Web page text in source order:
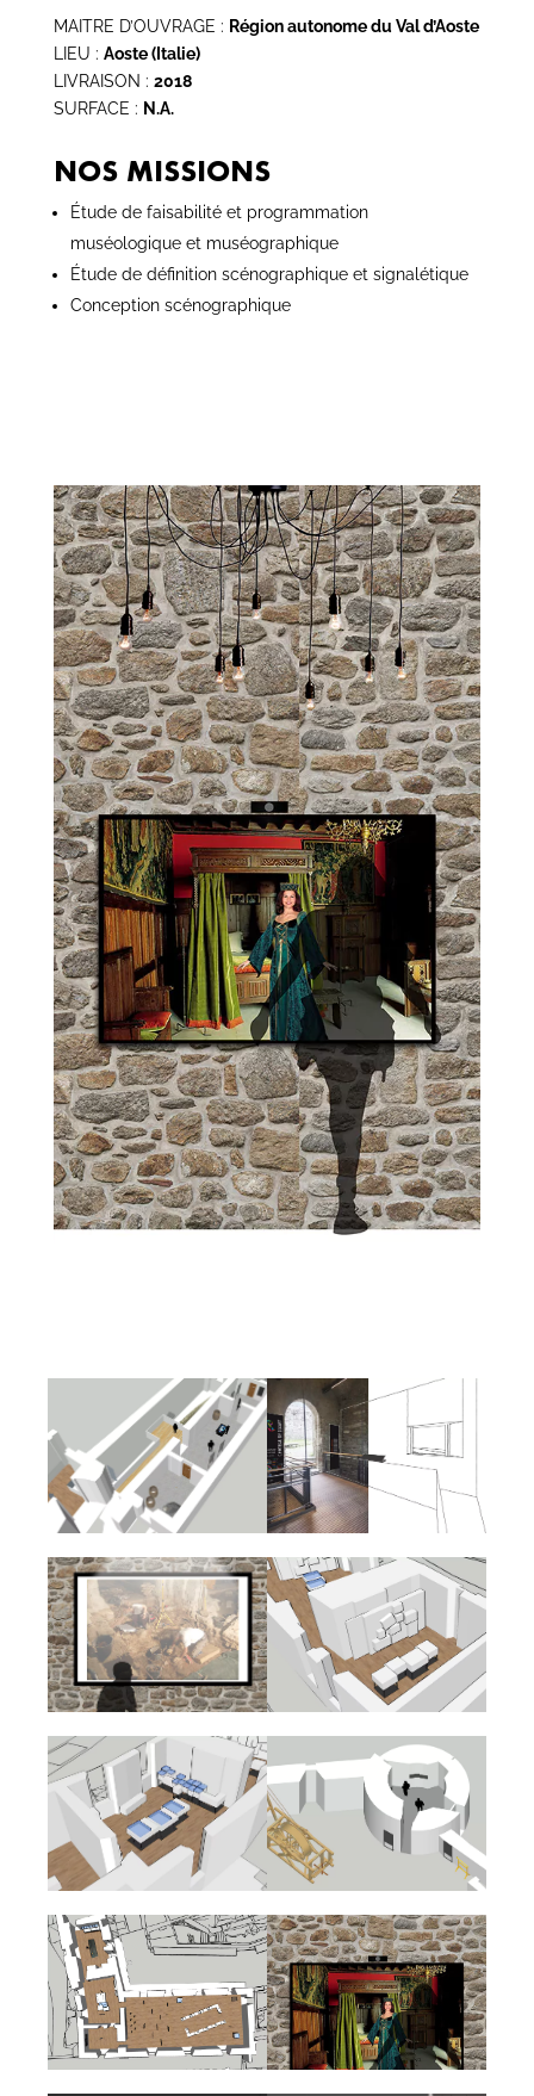
MAITRE D’OUVRAGE : Région autonome du Val d’Aoste
LIEU : Aoste (Italie)
LIVRAISON : 2018
SURFACE : N.A.
NOS MISSIONS
Étude de faisabilité et programmation
muséologique et muséographique
Étude de définition scénographique et signalétique
Conception scénographique